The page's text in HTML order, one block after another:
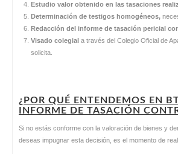
Estudio valor obtenido en las tasaciones
Determinación de testigos homogéneos,
Redacción del informe de tasación pericial
Visado colegial a través del Colegio Oficial de
solicita.
¿POR QUÉ ENTENDEMOS EN
INFORME DE TASACIÓN
Si no estás conforme con la valoración de bienes y
deseas impugnar esta decisión, es el momento de